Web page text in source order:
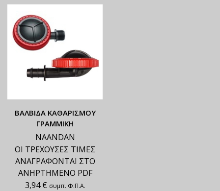
ΒΑΛΒΙΔΑ ΚΑΘΑΡΙΣΜΟΥ
ΓΡΑΜΜΙΚΗ
NAANDAN
ΟΙ ΤΡΕΧΟΥΣΕΣ ΤΙΜΕΣ
ΑΝΑΓΡΑΦΟΝΤΑΙ ΣΤΟ
ΑΝΗΡΤΗΜΕΝΟ PDF
3,94€ συμπ. Φ.Π.Α.